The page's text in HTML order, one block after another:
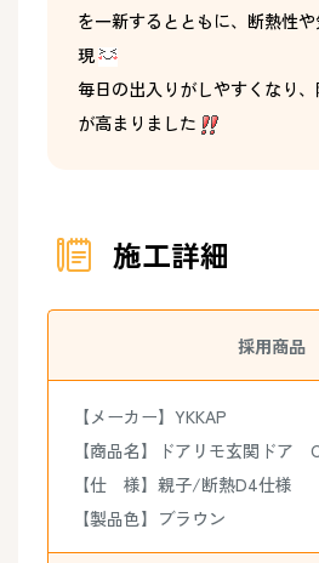
を一新するとともに、断熱性
現
毎日の出入りがしやすくなり
が高まりました
施工詳細
採用商品
【メーカー】YKKAP
【商品名】ドアリモ玄関ドア
【仕 様】親子/断熱D4仕様
【製品色】ブラウン